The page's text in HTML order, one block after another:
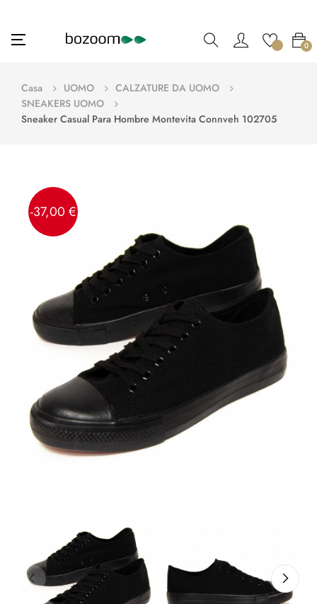
navigazione
☰ 0
Casa UOMO
CALZATURE DA UOMO
SNEAKERS UOMO
Sneaker Casual Para Hombre Montevita Connveh 102705
-37,00 €